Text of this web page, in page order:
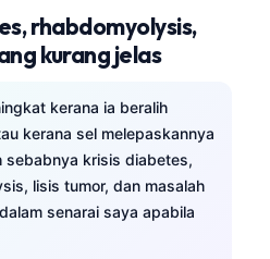
rhabdomyolysis,
kurang jelas
kerana ia beralih
kerana sel melepaskannya
sebabnya krisis diabetes,
lisis tumor, dan masalah
senarai saya apabila